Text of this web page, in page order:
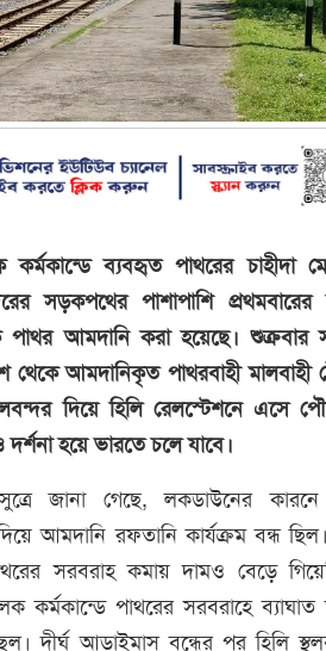
কর্মকান্ডে ব্যবহৃত পাথরের চাহীদা
সড়কপথের পাশাপাশি
আমদানি করা হয়েছে। শুক্রবার
থেকে আমদানিকৃত পাথরবাহী মালবাহী
দিয়ে হিলি রেলস্টেশনে এসে
হয়ে ভারতে চলে যাবে।
জানা গেছে, লকডাউনের কারনে
আমদানি রফতানি কার্যক্রম বন্ধ
সরবরাহ কমায় দামও বেড়ে
কর্মকান্ডে পাথরের সরবরাহে ব্যাঘাত
দীর্ঘ আড়াইমাস বন্ধের পর হিলি